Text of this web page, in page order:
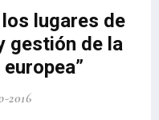
lugares de
gestión de la
2016